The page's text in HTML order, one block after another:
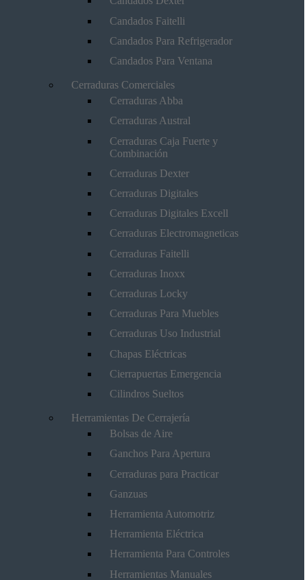
Candados Faitelli
Candados Para Refrigerador
Candados Para Ventana
Cerraduras Comerciales
Cerraduras Abba
Cerraduras Austral
Cerraduras Caja Fuerte y
Combinación
Cerraduras Dexter
Cerraduras Digitales
Cerraduras Digitales Excell
Cerraduras Electromagneticas
Cerraduras Faitelli
Cerraduras Inoxx
Cerraduras Locky
Cerraduras Para Muebles
Cerraduras Uso Industrial
Chapas Eléctricas
Cierrapuertas Emergencia
Cilindros Sueltos
Herramientas De Cerrajería
Bolsas de Aire
Ganchos Para Apertura
Cerraduras para Practicar
Ganzuas
Herramienta Automotriz
Herramienta Eléctrica
Herramienta Para Controles
Herramientas Manuales